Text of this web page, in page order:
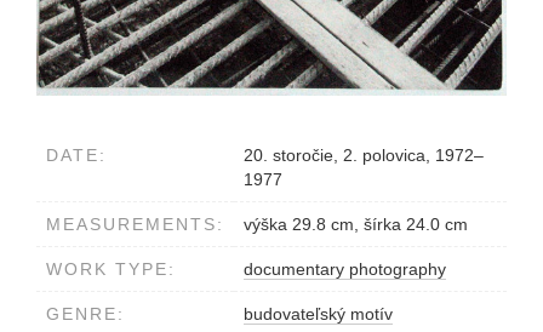
DATE:
20. storočie, 2. polovica, 1972–
1977
MEASUREMENTS: výška 29.8 cm, šírka 24.0 cm
WORK TYPE: documentary photography
GENRE: budovateľský motív